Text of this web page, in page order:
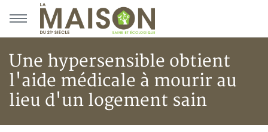
Aller au menu principal
Aller au contenu principal
Une hypersensible obtient
l'aide médicale à mourir au
lieu d'un logement sain